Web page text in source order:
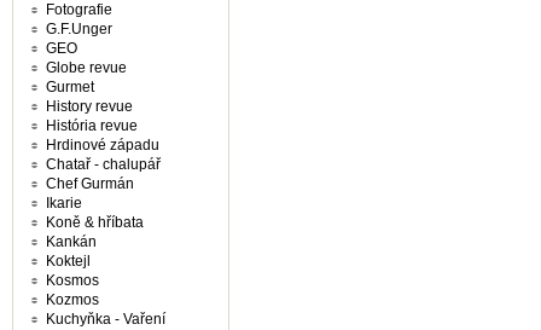
Fotografie
G.F.Unger
GEO
Globe revue
Gurmet
History revue
História revue
Hrdinové západu
Chatař - chalupář
Chef Gurmán
Ikarie
Koně & hříbata
Kankán
Koktejl
Kosmos
Kozmos
Kuchyňka - Vaření